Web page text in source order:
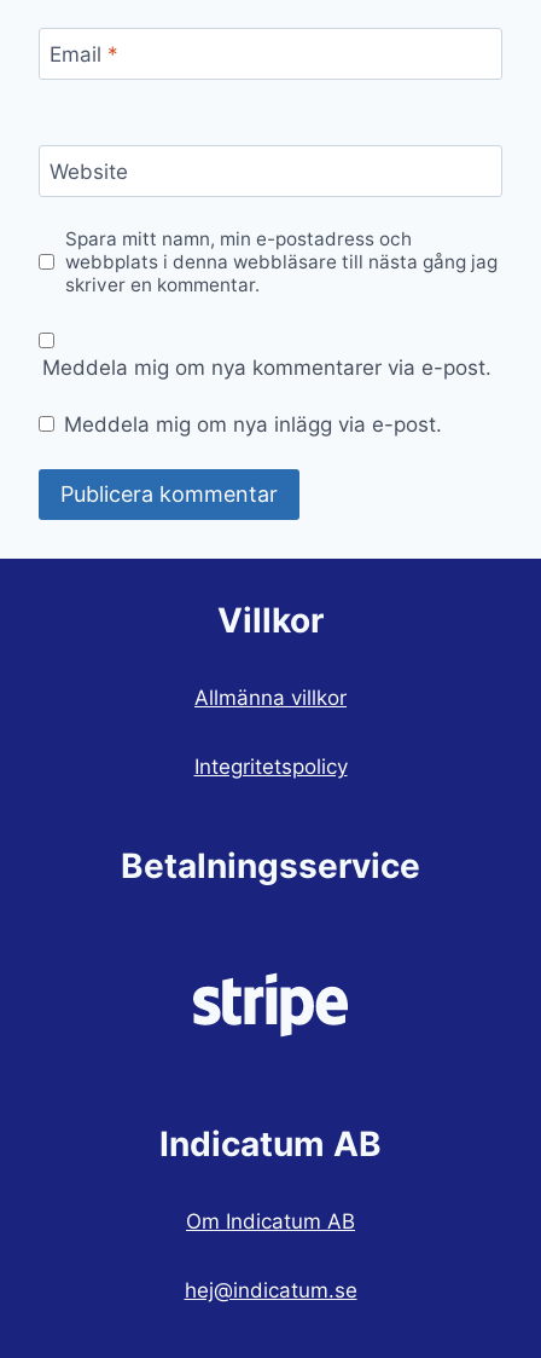
Email *
Website
Spara mitt namn, min e-postadress och
webbplats i denna webbläsare till nästa gång jag
skriver en kommentar.
Meddela mig om nya kommentarer via e-post.
Meddela mig om nya inlägg via e-post.
Villkor
Allmänna villkor
Integritetspolicy
Betalningsservice
Indicatum AB
Om Indicatum AB
hej@indicatum.se